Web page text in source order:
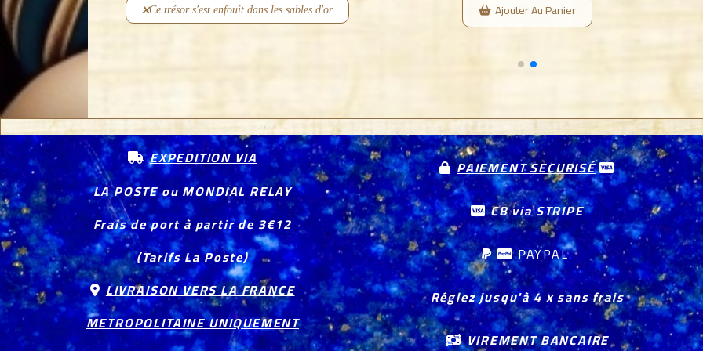
Ce trésor s'est enfouit dans les sables d'or Ajouter Au Panier
EXPEDITION VIA
LA POSTE ou MONDIAL RELAY
Frais de port à partir de 3€12
(Tarifs La Poste)
 LIVRAISON VERS LA FRANCE
METROPOLITAINE UNIQUEMENT
 PAIEMENT SECURISÉ 
CB via STRIPE
PAYPAL
Réglez jusqu'à 4 x sans frais
 VIREMENT BANCAIRE